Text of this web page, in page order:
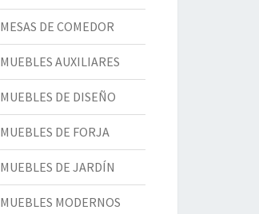
MESAS DE COMEDOR
MUEBLES AUXILIARES
MUEBLES DE DISEÑO
MUEBLES DE FORJA
MUEBLES DE JARDÍN
MUEBLES MODERNOS